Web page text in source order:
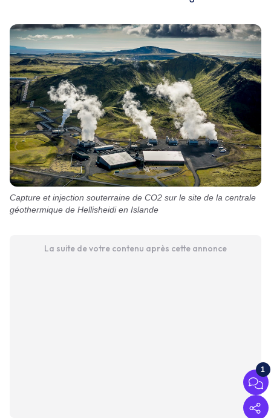
Capture et injection souterraine de CO2 sur le site de la centrale
géothermique de Hellisheidi en Islande
La suite de votre contenu après cette annonce
1